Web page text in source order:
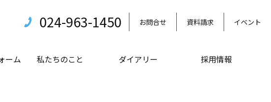
024-963-1450 お問合せ 資料請求 イベント
ーム 私たちのこと ダイアリー 採用情報